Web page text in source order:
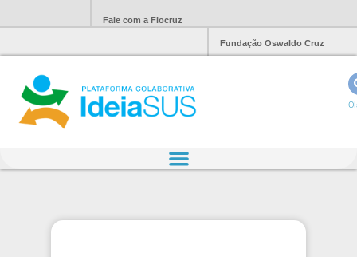
Fale com a Fiocruz
Fundação Oswaldo Cruz